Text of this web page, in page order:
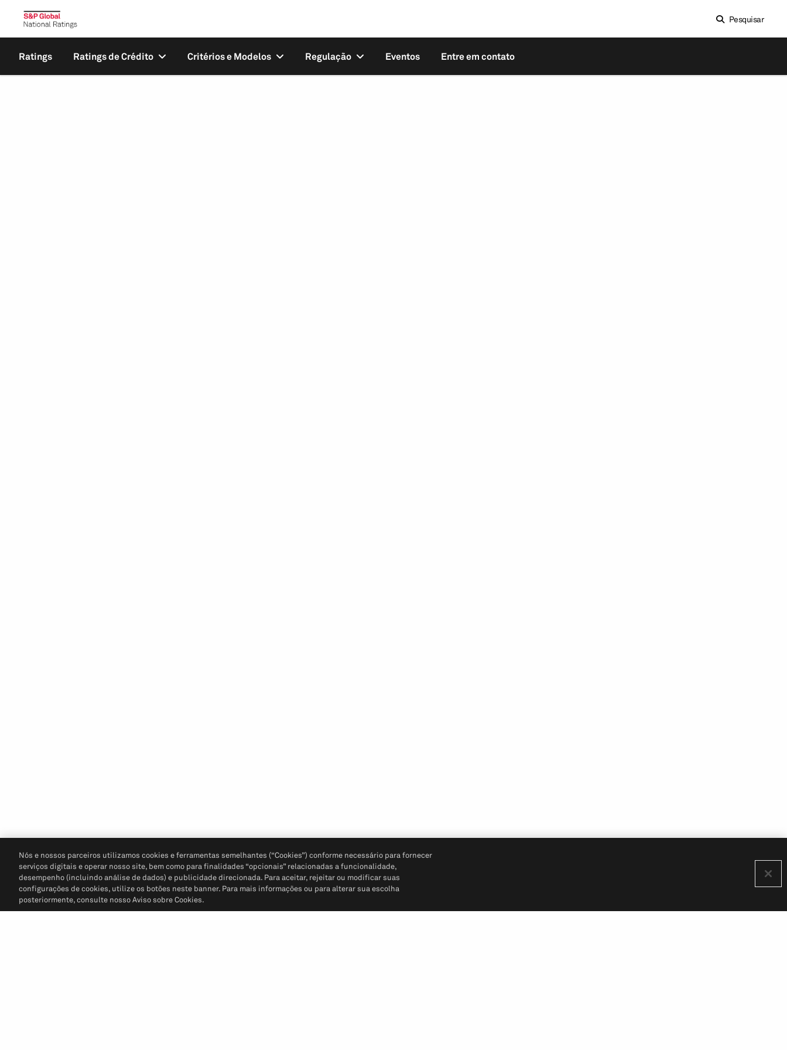
Pesquisar
Ratings Ratings de Crédito Critérios e Modelos Regulação Eventos Entre em contato
Nós e nossos parceiros utilizamos cookies e ferramentas semelhantes (“Cookies”) conforme necessário para fornecer
serviços digitais e operar nosso site, bem como para finalidades “opcionais” relacionadas a funcionalidade,
desempenho (incluindo análise de dados) e publicidade direcionada. Para aceitar, rejeitar ou modificar suas
configurações de cookies, utilize os botões neste banner. Para mais informações ou para alterar sua escolha
posteriormente, consulte nosso Aviso sobre Cookies.